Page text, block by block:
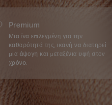
Premium
Μια ίνα επιλεγμένη για την
καθαρότητά της, ικανή να διατηρεί
μια άψογη και μεταξένια υφή στον
χρόνο.